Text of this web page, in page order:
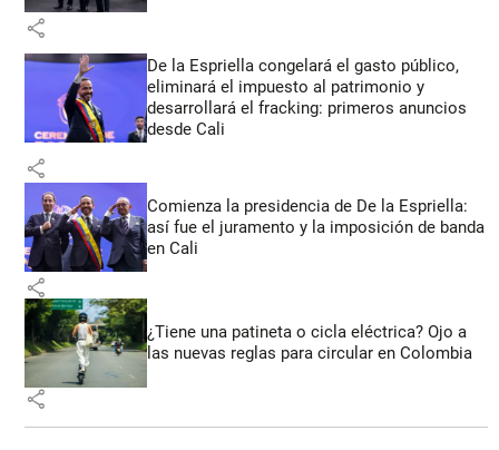
share
De la Espriella congelará el gasto público,
eliminará el impuesto al patrimonio y
desarrollará el fracking: primeros anuncios
desde Cali
share
Comienza la presidencia de De la Espriella:
así fue el juramento y la imposición de banda
en Cali
share
¿Tiene una patineta o cicla eléctrica? Ojo a
las nuevas reglas para circular en Colombia
share